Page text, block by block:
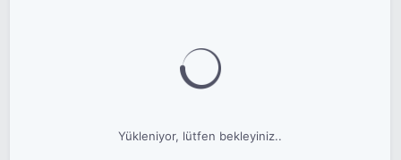
Yükleniyor, lütfen bekleyiniz..